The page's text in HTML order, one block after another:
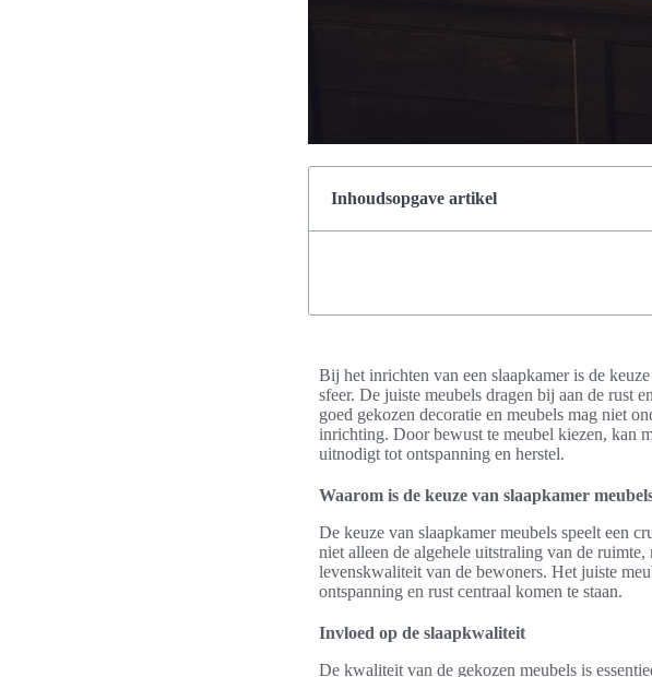
Inhoudsopgave artikel
Bij het inrichten van een slaapkamer is de
sfeer. De juiste meubels dragen bij aan de rust
goed gekozen decoratie en meubels mag niet
inrichting. Door bewust te meubel kiezen, kan
uitnodigt tot ontspanning en herstel.
Waarom is de keuze van slaapkamer
De keuze van slaapkamer meubels speelt een
niet alleen de algehele uitstraling van de
levenskwaliteit van de bewoners. Het juiste
ontspanning en rust centraal komen te staan.
Invloed op de slaapkwaliteit
De kwaliteit van de gekozen meubels is